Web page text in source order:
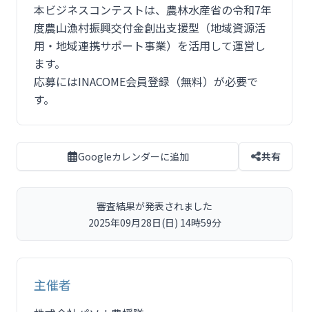
本ビジネスコンテストは、農林水産省の令和7年
度農山漁村振興交付金創出支援型（地域資源活
用・地域連携サポート事業）を活用して運営し
ます。
応募にはINACOME会員登録（無料）が必要で
す。
Googleカレンダーに追加 共有
審査結果が発表されました
2025年09月28日(日) 14時59分
主催者